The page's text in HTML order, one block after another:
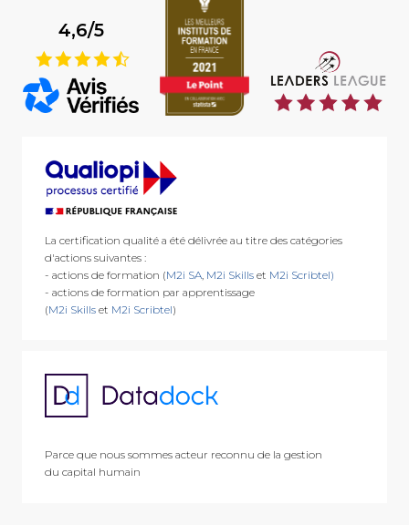
4,6/5
9
La certification qualité a été délivrée au titre des catégories
d'actions suivantes :
- actions de formation (M2i SA, M2i Skillset M2i Scribtel)
- actions de formation par apprentissage
(M2i Skillset M2i Scribtel)
Parce que nous sommes acteur reconnu de la gestion
du capital humain